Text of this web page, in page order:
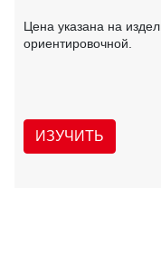
Цена указана на
ориентировочной.
ИЗУЧИТЬ